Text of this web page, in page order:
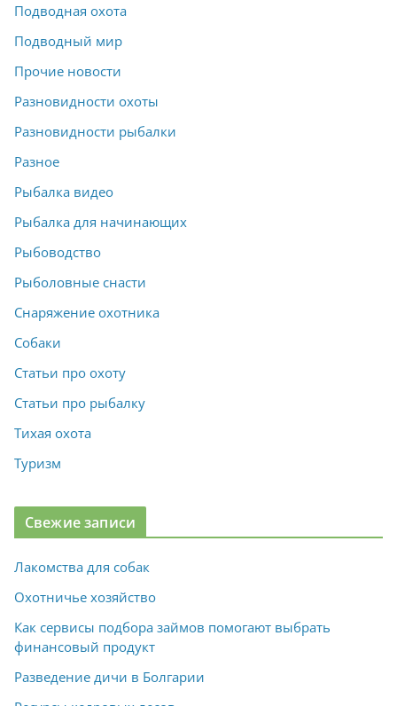
Подводная охота
Подводный мир
Прочие новости
Разновидности охоты
Разновидности рыбалки
Разное
Рыбалка видео
Рыбалка для начинающих
Рыбоводство
Рыболовные снасти
Снаряжение охотника
Собаки
Статьи про охоту
Статьи про рыбалку
Тихая охота
Туризм
Свежие записи
Лакомства для собак
Охотничье хозяйство
Как сервисы подбора займов помогают выбрать
финансовый продукт
Разведение дичи в Болгарии